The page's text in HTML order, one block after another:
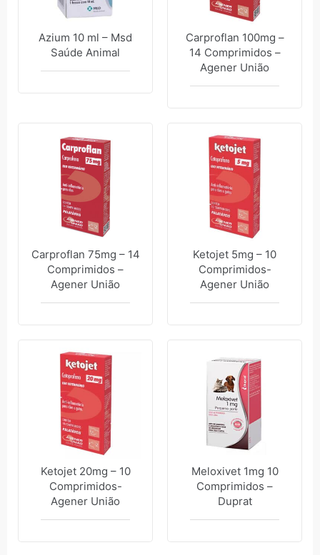
Azium 10 ml – Msd
Saúde Animal
Carproflan 100mg –
14 Comprimidos –
Agener União
Carproflan 75mg – 14
Comprimidos –
Agener União
Ketojet 5mg – 10
Comprimidos-
Agener União
Ketojet 20mg – 10
Comprimidos-
Agener União
Meloxivet 1mg 10
Comprimidos –
Duprat